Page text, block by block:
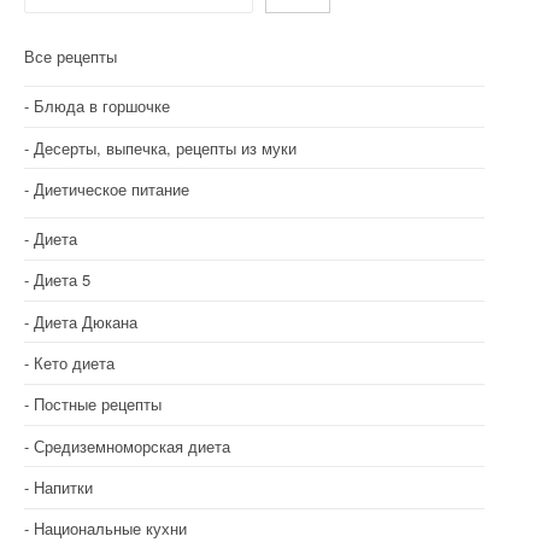
Все рецепты
Блюда в горшочке
Десерты, выпечка, рецепты из муки
Диетическое питание
Диета
Диета 5
Диета Дюкана
Кето диета
Постные рецепты
Средиземноморская диета
Напитки
Национальные кухни